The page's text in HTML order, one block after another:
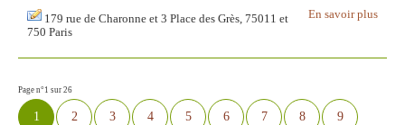
En savoir plus
179 rue de Charonne et 3 Place des Grès, 75011 et
750 Paris
Page n°1 sur 26
1 2 3 4 5 6 7 8 9